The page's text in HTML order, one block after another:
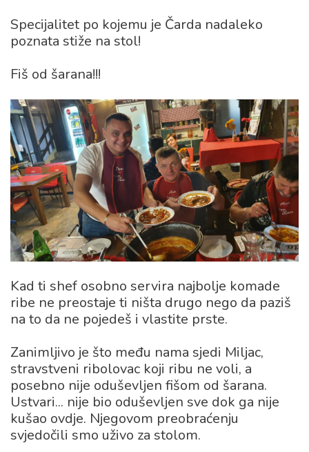
Specijalitet po kojemu je Čarda nadaleko
poznata stiže na stol!
Fiš od šarana!!!
Kad ti shef osobno servira najbolje komade
ribe ne preostaje ti ništa drugo nego da paziš
na to da ne pojedeš i vlastite prste.
Zanimljivo je što među nama sjedi Miljac,
stravstveni ribolovac koji ribu ne voli, a
posebno nije oduševljen fišom od šarana.
Ustvari... nije bio oduševljen sve dok ga nije
kušao ovdje. Njegovom preobraćenju
svjedočili smo uživo za stolom.